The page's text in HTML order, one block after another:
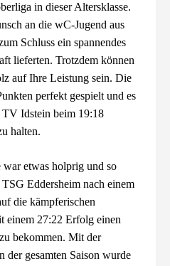
in dieser Altersklasse.
an die wC-Jugend aus
Schluss ein spannendes
lieferten. Trotzdem können
auf Ihre Leistung sein. Die
perfekt gespielt und es
TV Idstein beim 19:18
halten.
etwas holprig und so
Eddersheim nach einem
die kämpferischen
einem 27:22 Erfolg einen
bekommen. Mit der
der gesamten Saison wurde